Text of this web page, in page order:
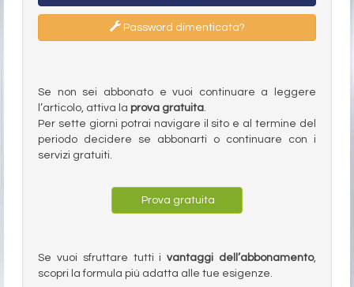
Password dimenticata?
Se non sei abbonato e vuoi continuare a leggere
l’articolo, attiva la prova gratuita.
Per sette giorni potrai navigare il sito e al termine del
periodo decidere se abbonarti o continuare con i
servizi gratuiti.
Prova gratuita
Se vuoi sfruttare tutti ivantaggi dell’abbonamento,
scopri la formula più adatta alle tue esigenze.